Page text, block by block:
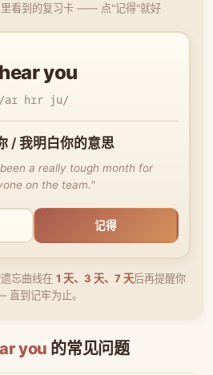
看到的复习卡 —— 点"记得"就好
you
/aɪ hɪr ju/
/ 我明白你的意思
a really tough month for
on the team."
记得
忘曲线在 1 天、3 天、7 天后再提醒你
到记牢为止。
you 的常见问题